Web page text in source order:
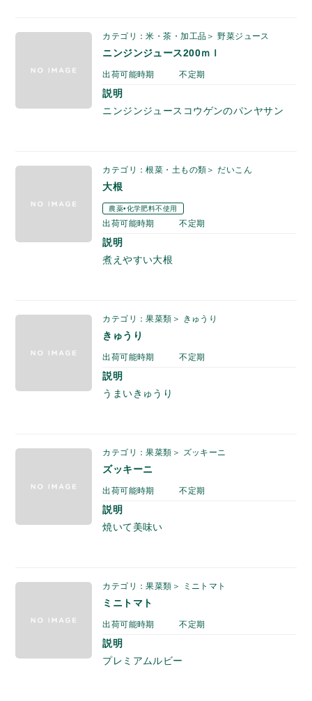
カテゴリ：米・茶・加工品＞ 野菜ジュース
ニンジンジュース200ｍｌ
出荷可能時期 不定期
説明
ニンジンジュースコウゲンのパンヤサン
カテゴリ：根菜・土もの類＞ だいこん
大根
農薬•化学肥料不使用
出荷可能時期 不定期
説明
煮えやすい大根
カテゴリ：果菜類＞ きゅうり
きゅうり
出荷可能時期 不定期
説明
うまいきゅうり
カテゴリ：果菜類＞ ズッキーニ
ズッキーニ
出荷可能時期 不定期
説明
焼いて美味い
カテゴリ：果菜類＞ ミニトマト
ミニトマト
出荷可能時期 不定期
説明
プレミアムルビー